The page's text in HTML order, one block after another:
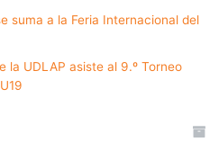
suma a la Feria Internacional del
la UDLAP asiste al 9.º Torneo